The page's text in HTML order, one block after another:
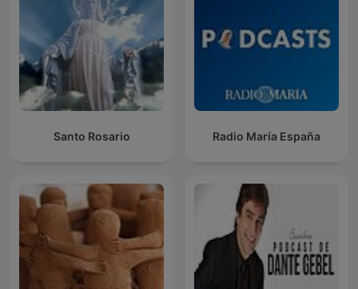
Santo Rosario Radio María España